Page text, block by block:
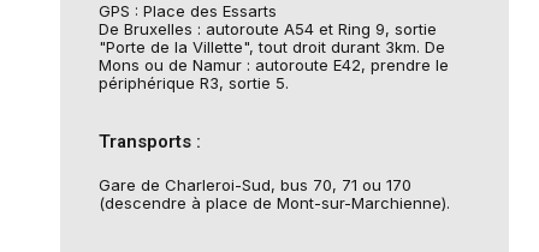
GPS : Place des Essarts
De Bruxelles : autoroute A54 et Ring 9, sortie
"Porte de la Villette", tout droit durant 3km. De
Mons ou de Namur : autoroute E42, prendre le
périphérique R3, sortie 5.
Transports :
Gare de Charleroi-Sud, bus 70, 71 ou 170
(descendre à place de Mont-sur-Marchienne).